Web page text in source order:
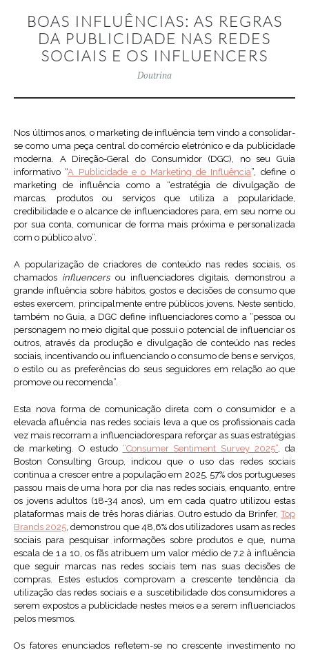
BOAS INFLUÊNCIAS: AS REGRAS
DA PUBLICIDADE NAS REDES
SOCIAIS E OS INFLUENCERS
Doutrina
Nos últimos anos, o marketing de influência tem vindo a consolidar-
se como uma peça central do comércio eletrónico e da publicidade
moderna. A Direção-Geral do Consumidor (DGC), no seu Guia
informativo “A Publicidade e o Marketing de Influência”, define o
marketing de influência como a “estratégia de divulgação de
marcas, produtos ou serviços que utiliza a popularidade,
credibilidade e o alcance de influenciadores para, em seu nome ou
por sua conta, comunicar de forma mais próxima e personalizada
com o público alvo”.
A popularização de criadores de conteúdo nas redes sociais, os
chamados influencers ou influenciadores digitais, demonstrou a
grande influência sobre hábitos, gostos e decisões de consumo que
estes exercem, principalmente entre públicos jovens. Neste sentido,
também no Guia, a DGC define influenciadores como a “pessoa ou
personagem no meio digital que possui o potencial de influenciar os
outros, através da produção e divulgação de conteúdo nas redes
sociais, incentivando ou influenciando o consumo de bens e serviços,
o estilo ou as preferências do seus seguidores em relação ao que
promove ou recomenda”.
Esta nova forma de comunicação direta com o consumidor e a
elevada afluência nas redes sociais leva a que os profissionais cada
vez mais recorram a influenciadorespara reforçar as suas estratégias
de marketing. O estudo “Consumer Sentiment Survey 2025”, da
Boston Consulting Group, indicou que o uso das redes sociais
continua a crescer entre a população em 2025. 57% dos portugueses
passou mais de uma hora por dia nas redes sociais, enquanto, entre
os jovens adultos (18-34 anos), um em cada quatro utilizou estas
plataformas mais de três horas diárias. Outro estudo da Brinfer,Top
Brands 2025, demonstrou que 48,6% dos utilizadores usam as redes
sociais para pesquisar informações sobre produtos e que, numa
escala de 1 a 10, os fãs atribuem um valor médio de 7.2 à influência
que seguir marcas nas redes sociais tem nas suas decisões de
compras. Estes estudos comprovam a crescente tendência da
utilização das redes sociais e a suscetibilidade dos consumidores a
serem expostos a publicidade nestes meios e a serem influenciados
pelos mesmos.
Os fatores enunciados refletem-se no crescente investimento no